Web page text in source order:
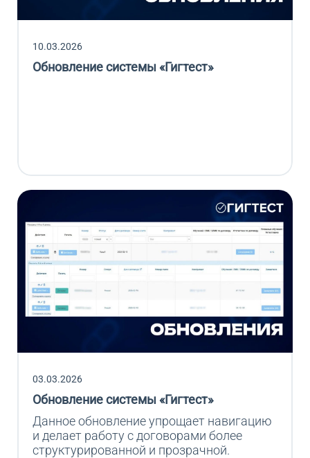
10.03.2026
Обновление системы «Гигтест»
03.03.2026
Обновление системы «Гигтест»
Данное обновление упрощает навигацию
и делает работу с договорами более
структурированной и прозрачной.